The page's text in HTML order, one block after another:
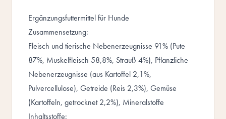
Ergänzungsfuttermittel für Hunde
Zusammensetzung:
Fleisch und tierische Nebenerzeugnisse 91% (Pute
87%, Muskelfleisch 58,8%, Strauß 4%), Pflanzliche
Nebenerzeugnisse (aus Kartoffel 2,1%,
Pulvercellulose), Getreide (Reis 2,3%), Gemüse
(Kartoffeln, getrocknet 2,2%), Mineralstoffe
Inhaltsstoffe: